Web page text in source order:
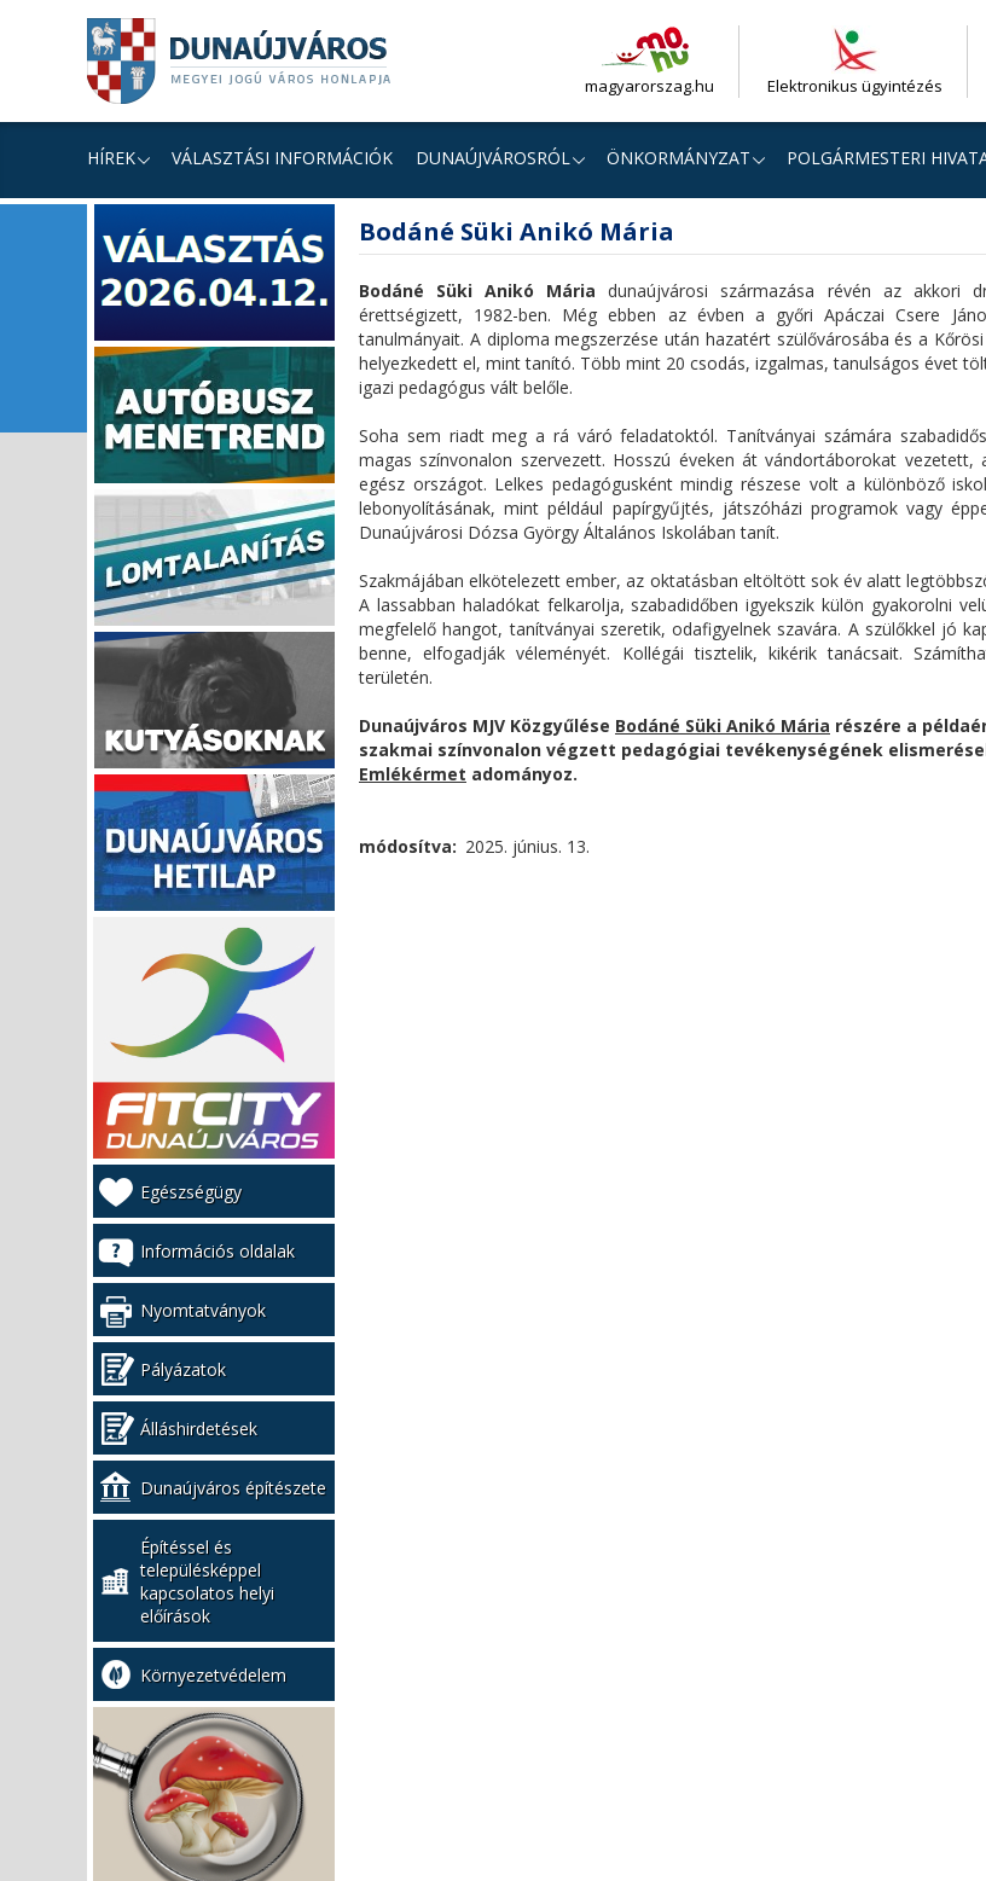
tartalomhoz
navigációhoz
kereséshez
magyarorszag.hu Elektronikus ügyintézés
HÍREK VÁLASZTÁSI INFORMÁCIÓK DUNAÚJVÁROSRÓL ÖNKORMÁNYZAT POLGÁRMESTERI
tartalom
Bodáné Süki Anikó Mária
Bodáné Süki Anikó Mária dunaújvárosi származása révén az akkori
érettségizett, 1982-ben. Még ebben az évben a győri Apáczai Csere
tanulmányait. A diploma megszerzése után hazatért szülővárosába és a
helyezkedett el, mint tanító. Több mint 20 csodás, izgalmas, tanulságos évet
igazi pedagógus vált belőle.
Soha sem riadt meg a rá váró feladatoktól. Tanítványai számára
magas színvonalon szervezett. Hosszú éveken át vándortáborokat
egész országot. Lelkes pedagógusként mindig részese volt a különböző
lebonyolításának, mint például papírgyűjtés, játszóházi programok vagy
Dunaújvárosi Dózsa György Általános Iskolában tanít.
Szakmájában elkötelezett ember, az oktatásban eltöltött sok év alatt
A lassabban haladókat felkarolja, szabadidőben igyekszik külön gyakorolni
megfelelő hangot, tanítványai szeretik, odafigyelnek szavára. A szülőkkel jó
benne, elfogadják véleményét. Kollégái tisztelik, kikérik tanácsait.
területén.
Dunaújváros MJV Közgyűlése Bodáné Süki Anikó Mária részére a
szakmai színvonalon végzett pedagógiai tevékenységének
Emlékérmet adományoz.
módosítva 2025. június. 13.
Kiemelt
bal
menü
Egészségügy
Információs oldalak
Nyomtatványok
Pályázatok
Álláshirdetések
Dunaújváros építészete
Építéssel és
településképpel
kapcsolatos helyi
előírások
Környezetvédelem